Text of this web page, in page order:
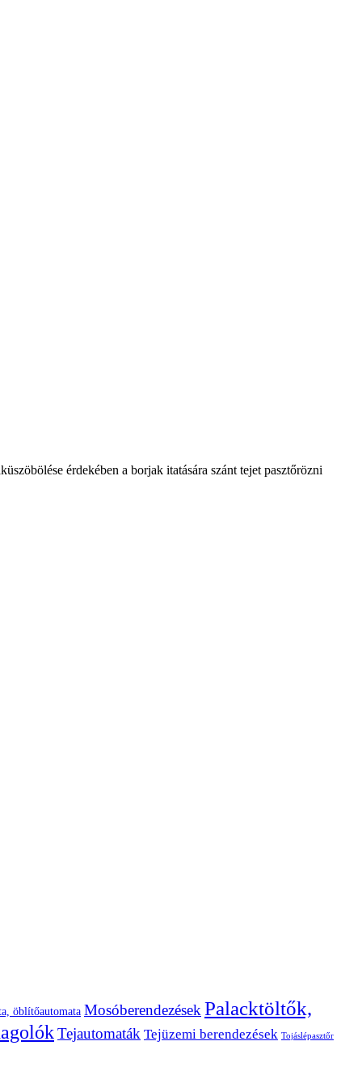
érdekében a borjak itatására szánt tejet pasztőrözni
öblítőautomata Mosóberendezések Palacktöltők,
Tejautomaták Tejüzemi berendezések Tojáslépasztőr